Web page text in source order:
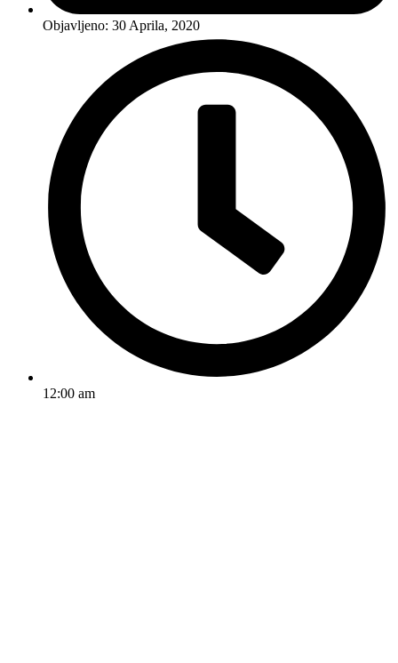
Objavljeno: 30 Aprila, 2020
12:00 am